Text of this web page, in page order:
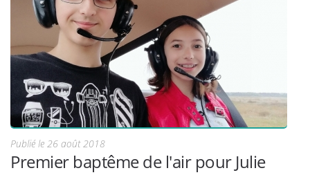
Publié le 26 août 2018
Premier baptême de l'air pour Julie